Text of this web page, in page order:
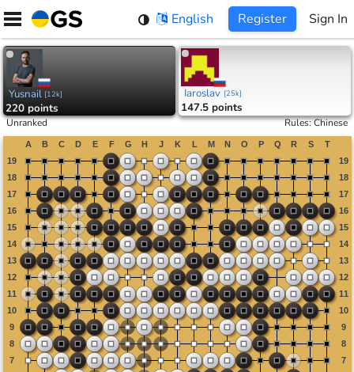
Skip
content
English Register Sign In
Yusnail [12k]
220 points
Iaroslav [25k]
147.5 points
Unranked Rules:Chinese